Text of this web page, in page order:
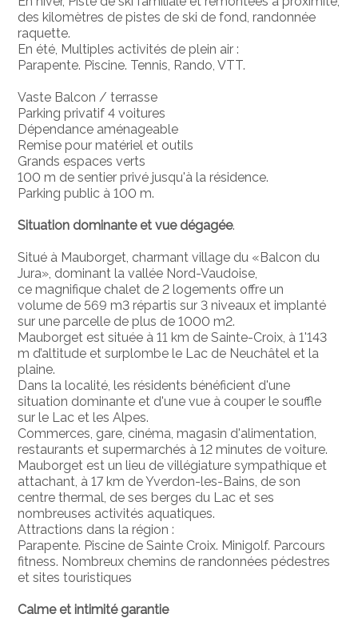
des kilomètres de pistes de ski de fond, randonnée
raquette.
En été, Multiples activités de plein air :
Parapente. Piscine. Tennis, Rando, VTT.
Vaste Balcon / terrasse
Parking privatif 4 voitures
Dépendance aménageable
Remise pour matériel et outils
Grands espaces verts
100 m de sentier privé jusqu'à la résidence.
Parking public à 100 m.
Situation dominante et vue dégagée.
Situé à Mauborget, charmant village du «Balcon du
Jura», dominant la vallée Nord-Vaudoise,
ce magnifique chalet de 2 logements offre un
volume de 569 m3 répartis sur 3 niveaux et implanté
sur une parcelle de plus de 1000 m2.
Mauborget est située à 11 km de Sainte-Croix, à 1'143
m d’altitude et surplombe le Lac de Neuchâtel et la
plaine.
Dans la localité, les résidents bénéficient d'une
situation dominante et d'une vue à couper le souffle
sur le Lac et les Alpes.
Commerces, gare, cinéma, magasin d'alimentation,
restaurants et supermarchés à 12 minutes de voiture.
Mauborget est un lieu de villégiature sympathique et
attachant, à 17 km de Yverdon-les-Bains, de son
centre thermal, de ses berges du Lac et ses
nombreuses activités aquatiques.
Attractions dans la région :
Parapente. Piscine de Sainte Croix. Minigolf. Parcours
fitness. Nombreux chemins de randonnées pédestres
et sites touristiques
Calme et intimité garantie